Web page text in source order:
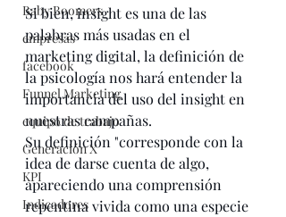
Baby Boomers
empresas
facebook
Funnel Marketing
equipo de trabajo
Generación X
KPI
Indicadores
Si bien, insight es una de las
palabras más usadas en el
marketing digital, la definición de
la psicología nos hará entender la
importancia del uso del insight en
nuestras campañas.
Su definición "corresponde con la
idea de darse cuenta de algo,
apareciendo una comprensión
repentina vivida como una especie